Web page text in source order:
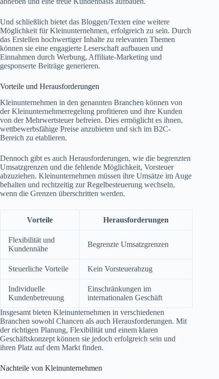
Und schließlich bietet das Bloggen/Texten eine weitere
Möglichkeit für Kleinunternehmen, erfolgreich zu sein. Durch
das Erstellen hochwertiger Inhalte zu relevanten Themen
können sie eine engagierte Leserschaft aufbauen und
Einnahmen durch Werbung, Affiliate-Marketing und
gesponserte Beiträge generieren.
Vorteile und Herausforderungen
Kleinunternehmen in den genannten Branchen können von
der Kleinunternehmerregelung profitieren und ihre Kunden
von der Mehrwertsteuer befreien. Dies ermöglicht es ihnen,
wettbewerbsfähige Preise anzubieten und sich im B2C-
Bereich zu etablieren.
Dennoch gibt es auch Herausforderungen, wie die begrenzten
Umsatzgrenzen und die fehlende Möglichkeit, Vorsteuer
abzuziehen. Kleinunternehmen müssen ihre Umsätze im Auge
behalten und rechtzeitig zur Regelbesteuerung wechseln,
wenn die Grenzen überschritten werden.
Vorteile Herausforderungen
Flexibilität und
Kundennähe
Begrenzte Umsatzgrenzen
Steuerliche Vorteile Kein Vorsteuerabzug
Individuelle
Kundenbetreuung
Einschränkungen im
internationalen Geschäft
Insgesamt bieten Kleinunternehmen in verschiedenen
Branchen sowohl Chancen als auch Herausforderungen. Mit
der richtigen Planung, Flexibilität und einem klaren
Geschäftskonzept können sie jedoch erfolgreich sein und
ihren Platz auf dem Markt finden.
Nachteile von Kleinunternehmen